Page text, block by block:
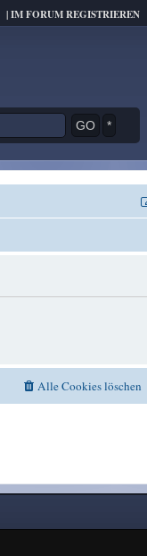
|IM FORUM REGISTRIEREN
*
Alle Cookies löschen